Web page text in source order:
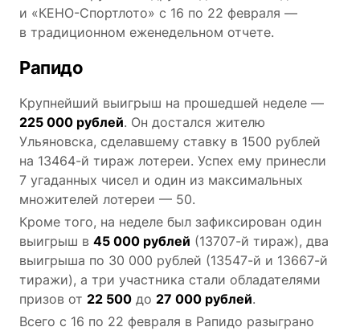
и «КЕНО-Спортлото» с 16 по 22 февраля —
в традиционном еженедельном отчете.
Рапидо
Крупнейший выигрыш на прошедшей неделе —
225 000 рублей. Он достался жителю
Ульяновска, сделавшему ставку в 1500 рублей
на 13464-й тираж лотереи. Успех ему принесли
7 угаданных чисел и один из максимальных
множителей лотереи — 50.
Кроме того, на неделе был зафиксирован один
выигрыш в 45 000 рублей (13707-й тираж), два
выигрыша по 30 000 рублей (13547-й и 13667-й
тиражи), а три участника стали обладателями
призов от 22 500 до 27 000 рублей.
Всего с 16 по 22 февраля в Рапидо разыграно